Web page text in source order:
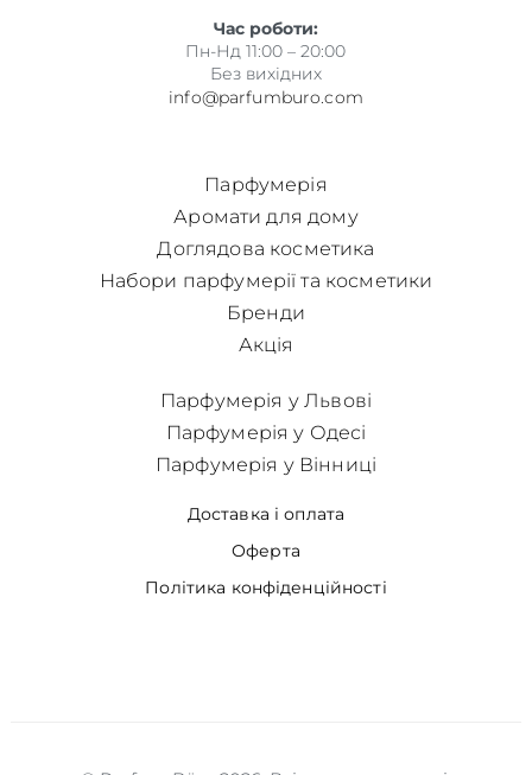
Час роботи:
Пн-Нд 11:00 – 20:00
Без вихідних
info@parfumburo.com
Парфумерія
Аромати для дому
Доглядова косметика
Набори парфумерії та косметики
Бренди
Акція
Доставка і оплата
Оферта
Політика конфіденційності
Парфумерія у Львові
Парфумерія у Одесі
Парфумерія у Вінниці